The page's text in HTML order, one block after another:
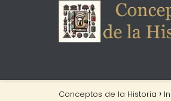
Conceptos de la Historia